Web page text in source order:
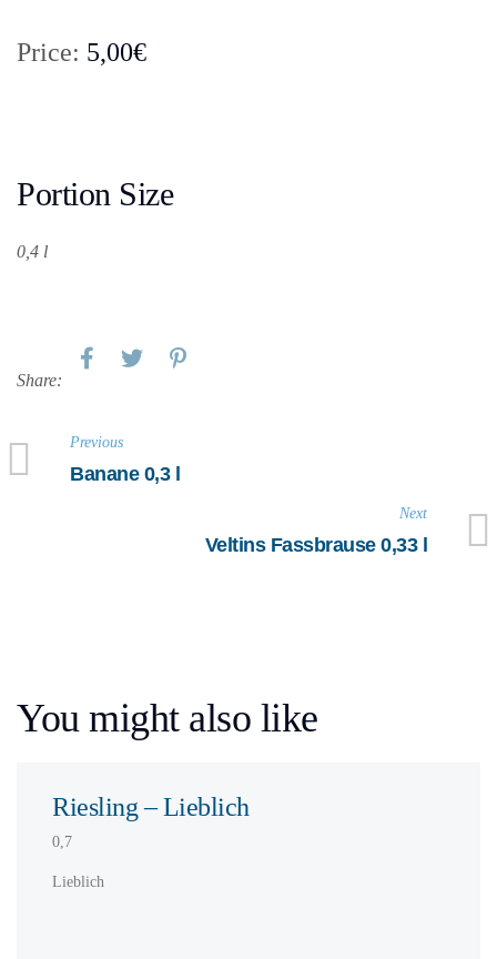
Price: 5,00€
Portion Size
0,4 l
Share:
Previous
Banane 0,3 l
Next
Veltins Fassbrause 0,33 l
You might also like
Riesling – Lieblich
0,7
Lieblich